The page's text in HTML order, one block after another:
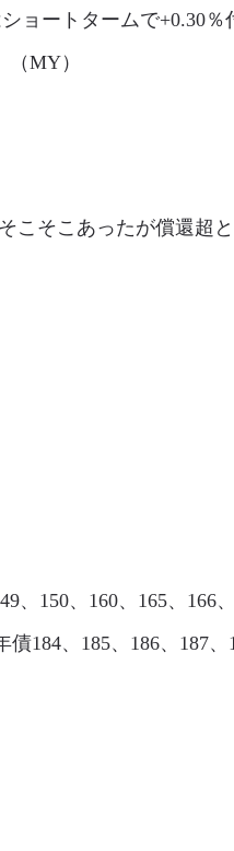
ョートタームで+0.30％
MY）
こそこあったが償還超
150、160、165、166、
184、185、186、187、